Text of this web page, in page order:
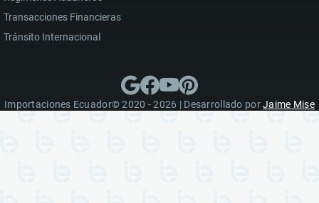
Transacciones Financieras
Tránsito Internacional
Importaciones Ecuador© 2020 - 2026 | Desarrollado porJaime Mise